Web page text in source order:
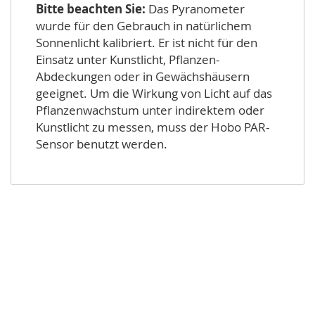
Bitte beachten Sie: Das Pyranometer
wurde für den Gebrauch in natürlichem
Sonnenlicht kalibriert. Er ist nicht für den
Einsatz unter Kunstlicht, Pflanzen-
Abdeckungen oder in Gewächshäusern
geeignet. Um die Wirkung von Licht auf das
Pflanzenwachstum unter indirektem oder
Kunstlicht zu messen, muss der Hobo PAR-
Sensor benutzt werden.